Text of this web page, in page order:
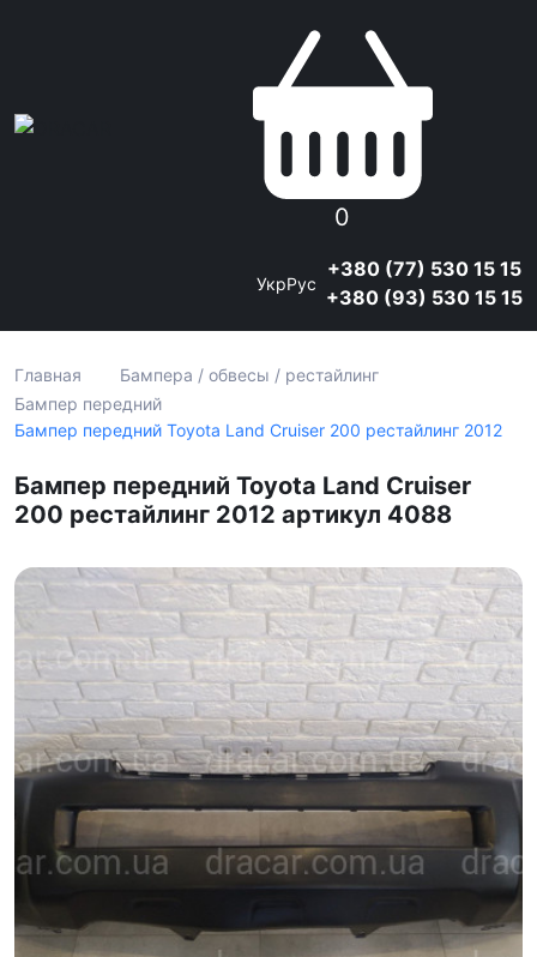
0
УкрРус
+380 (77) 530 15 15
+380 (93) 530 15 15
Главная
Бампера / обвесы / рестайлинг
Бампер передний
Бампер передний Toyota Land Cruiser 200 рестайлинг 2012
Бампер передний Toyota Land Cruiser
200 рестайлинг 2012 артикул 4088